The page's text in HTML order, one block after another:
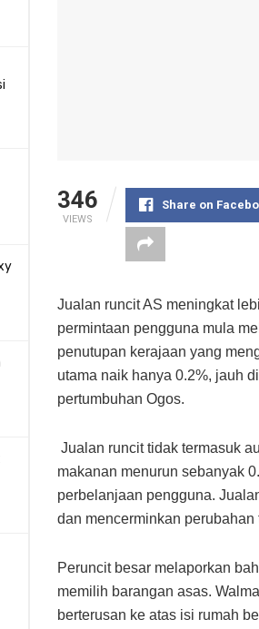
346
VIEWS
Share on
Jualan runcit AS meningkat
permintaan pengguna mula
penutupan kerajaan yang
utama naik hanya 0.2%, jauh
pertumbuhan Ogos.
Jualan runcit tidak termasuk
makanan menurun sebanyak
perbelanjaan pengguna.
dan mencerminkan
Peruncit besar melaporkan
memilih barangan asas.
berterusan ke atas isi rumah